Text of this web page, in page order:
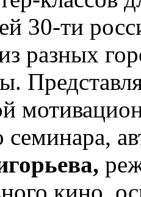
30-ти
разных
кино,